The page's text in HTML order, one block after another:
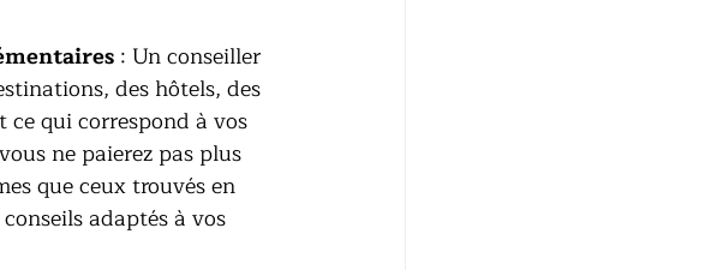
: Un conseiller
des hôtels, des
qui correspond à vos
ne paierez pas plus
que ceux trouvés en
adaptés à vos